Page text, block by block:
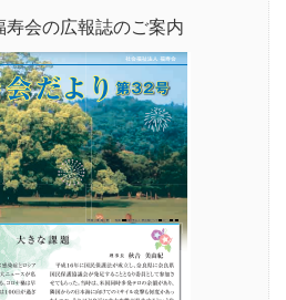
会の広報誌のご案内